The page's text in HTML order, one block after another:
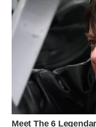
SUBANG
WN
SUKABUMI
WN
PURWAKARTA
PRIANGAN